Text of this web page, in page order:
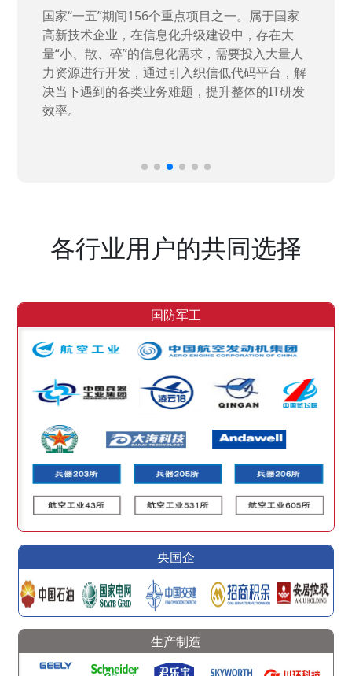
国家“一五”期间156个重点项目之一。属于国家
高新技术企业，在信息化升级建设中，存在大
量“小、散、碎”的信息化需求，需要投入大量人
力资源进行开发，通过引入织信低代码平台，解
决当下遇到的各类业务难题，提升整体的IT研发
效率。
各行业用户的共同选择
国防军工
央国企
生产制造